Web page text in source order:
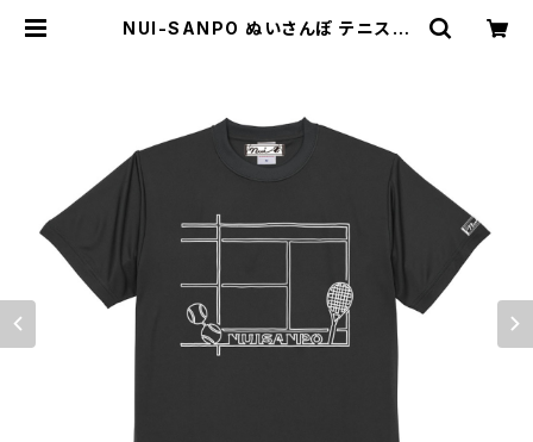
NUI-SANPO ぬいさんぽ テニスコ